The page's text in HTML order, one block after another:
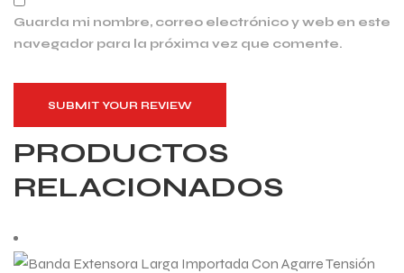
Guarda mi nombre, correo electrónico y web en este
navegador para la próxima vez que comente.
SUBMIT YOUR REVIEW
PRODUCTOS
RELACIONADOS